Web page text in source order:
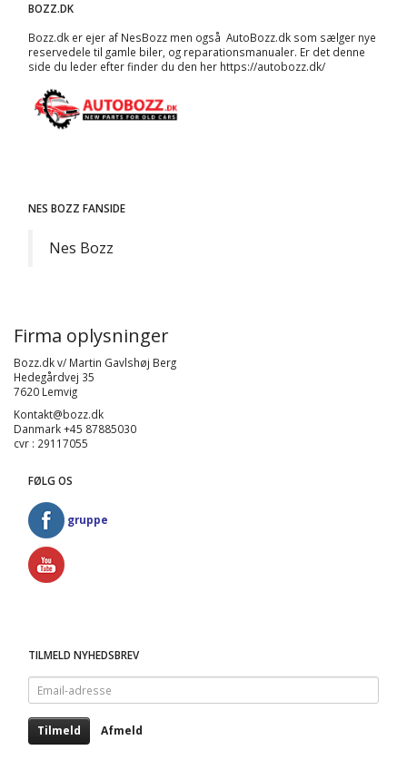
BOZZ.DK
Bozz.dk er ejer af NesBozz men også AutoBozz.dk som sælger nye
reservedele til gamle biler, og reparationsmanualer. Er det denne
side du leder efter finder du den her https://autobozz.dk/
NES BOZZ FANSIDE
Nes Bozz
Firma oplysninger
Bozz.dk v/ Martin Gavlshøj Berg
Hedegårdvej 35
7620 Lemvig
Kontakt@bozz.dk
Danmark +45 87885030
cvr : 29117055
FØLG OS
gruppe
TILMELD NYHEDSBREV
Email-
adresse
Tilmeld Afmeld